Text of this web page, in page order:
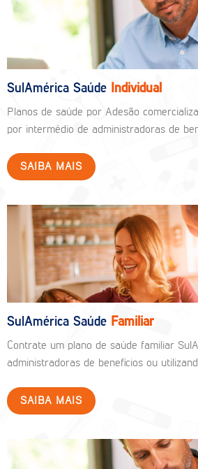
SulAmérica Saúde Individual
Planos de saúde por Adesão
por intermédio de administradoras de
SAIBA MAIS
SulAmérica Saúde Familiar
Contrate um plano de saúde familiar
administradoras de benefícios ou
SAIBA MAIS